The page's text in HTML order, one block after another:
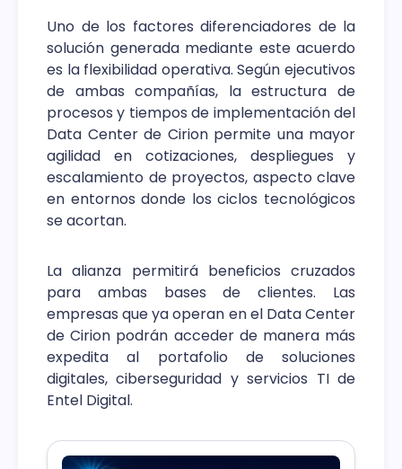
Uno de los factores diferenciadores de la
solución generada mediante este acuerdo
es la flexibilidad operativa. Según ejecutivos
de ambas compañías, la estructura de
procesos y tiempos de implementación del
Data Center de Cirion permite una mayor
agilidad en cotizaciones, despliegues y
escalamiento de proyectos, aspecto clave
en entornos donde los ciclos tecnológicos
se acortan.
La alianza permitirá beneficios cruzados
para ambas bases de clientes. Las
empresas que ya operan en el Data Center
de Cirion podrán acceder de manera más
expedita al portafolio de soluciones
digitales, ciberseguridad y servicios TI de
Entel Digital.